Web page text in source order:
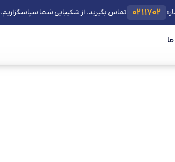
0211702 تماس بگیرید. از شکیبایی شما سپاسگزاریم.